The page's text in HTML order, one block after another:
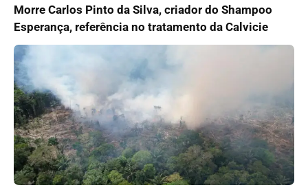
Morre Carlos Pinto da Silva, criador do Shampoo
Esperança, referência no tratamento da Calvicie